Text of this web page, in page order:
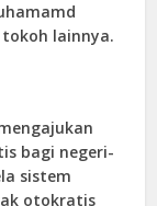
lainnya.
bagi negeri-
sistem
otokratis